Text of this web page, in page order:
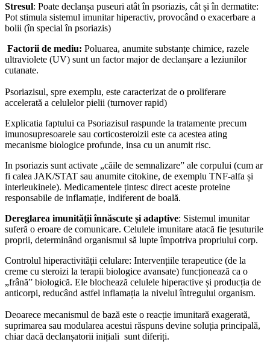
Stresul: Poate declanșa puseuri atât în psoriazis, cât și în dermatite:
Pot stimula sistemul imunitar hiperactiv, provocând o exacerbare a
bolii (în special în psoriazis)
Factorii de mediu: Poluarea, anumite substanțe chimice, razele
ultraviolete (UV) sunt un factor major de declanșare a leziunilor
cutanate.
Psoriazisul, spre exemplu, este caracterizat de o proliferare
accelerată a celulelor pielii (turnover rapid)
Explicatia faptului ca Psoriazisul raspunde la tratamente precum
imunosupresoarele sau corticosteroizii este ca acestea ating
mecanisme biologice profunde, insa cu un anumit risc.
In psoriazis sunt activate „căile de semnalizare” ale corpului (cum ar
fi calea JAK/STAT sau anumite citokine, de exemplu TNF-alfa și
interleukinele). Medicamentele țintesc direct aceste proteine
responsabile de inflamație, indiferent de boală.
Dereglarea imunității înnăscute și adaptive: Sistemul imunitar
suferă o eroare de comunicare. Celulele imunitare atacă fie țesuturile
proprii, determinând organismul să lupte împotriva propriului corp.
Controlul hiperactivității celulare: Intervențiile terapeutice (de la
creme cu steroizi la terapii biologice avansate) funcționează ca o
„frână” biologică. Ele blochează celulele hiperactive și producția de
anticorpi, reducând astfel inflamația la nivelul întregului organism.
Deoarece mecanismul de bază este o reacție imunitară exagerată,
suprimarea sau modularea acestui răspuns devine soluția principală,
chiar dacă declanșatorii inițiali sunt diferiți.